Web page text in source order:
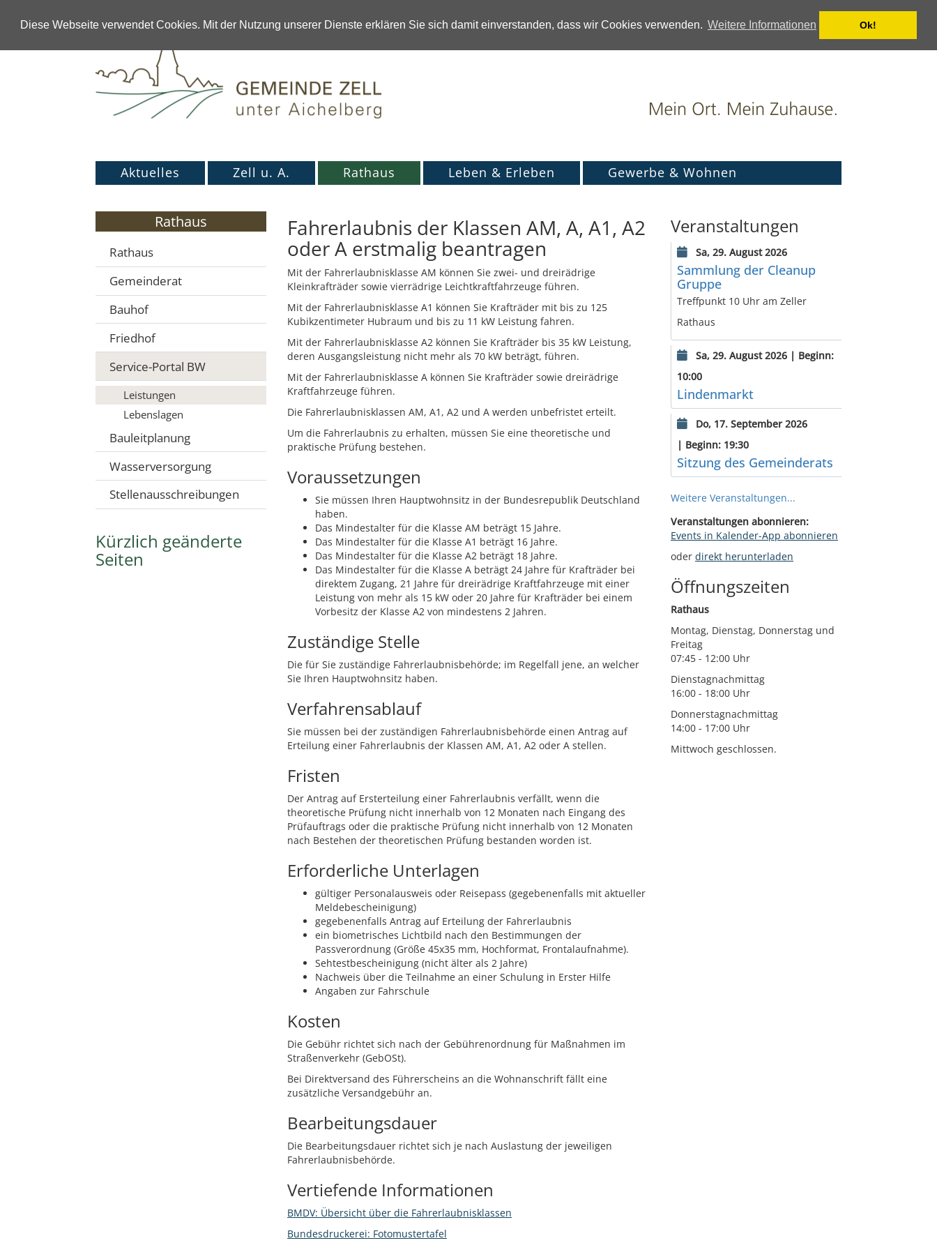
Diese Webseite verwendet Cookies. Mit der Nutzung unserer Dienste erklären Sie sich damit einverstanden, dass wir Cookies verwenden. Weitere Informationen Ok!
Aktuelles Zell u. A. Rathaus Leben & Erleben Gewerbe & Wohnen
Fahrerlaubnis der Klassen AM, A, A1, A2
oder A erstmalig beantragen
Mit der Fahrerlaubnisklasse AM können Sie zwei- und dreirädrige
Kleinkrafträder sowie vierrädrige Leichtkraftfahrzeuge führen.
Mit der Fahrerlaubnisklasse A1 können Sie Krafträder mit bis zu 125
Kubikzentimeter Hubraum und bis zu 11 kW Leistung fahren.
Mit der Fahrerlaubnisklasse A2 können Sie Krafträder bis 35 kW Leistung,
deren Ausgangsleistung nicht mehr als 70 kW beträgt, führen.
Mit der Fahrerlaubnisklasse A können Sie Krafträder sowie dreirädrige
Kraftfahrzeuge führen.
Die Fahrerlaubnisklassen AM, A1, A2 und A werden unbefristet erteilt.
Um die Fahrerlaubnis zu erhalten, müssen Sie eine theoretische und
praktische Prüfung bestehen.
Voraussetzungen
Sie müssen Ihren Hauptwohnsitz in der Bundesrepublik Deutschland
haben.
Das Mindestalter für die Klasse AM beträgt 15 Jahre.
Das Mindestalter für die Klasse A1 beträgt 16 Jahre.
Das Mindestalter für die Klasse A2 beträgt 18 Jahre.
Das Mindestalter für die Klasse A beträgt 24 Jahre für Krafträder bei
direktem Zugang, 21 Jahre für dreirädrige Kraftfahrzeuge mit einer
Leistung von mehr als 15 kW oder 20 Jahre für Krafträder bei einem
Vorbesitz der Klasse A2 von mindestens 2 Jahren.
Zuständige Stelle
Die für Sie zuständige Fahrerlaubnisbehörde; im Regelfall jene, an welcher
Sie Ihren Hauptwohnsitz haben.
Verfahrensablauf
Sie müssen bei der zuständigen Fahrerlaubnisbehörde einen Antrag auf
Erteilung einer Fahrerlaubnis der Klassen AM, A1, A2 oder A stellen.
Fristen
Der Antrag auf Ersterteilung einer Fahrerlaubnis verfällt, wenn die
theoretische Prüfung nicht innerhalb von 12 Monaten nach Eingang des
Prüfauftrags oder die praktische Prüfung nicht innerhalb von 12 Monaten
nach Bestehen der theoretischen Prüfung bestanden worden ist.
Erforderliche Unterlagen
gültiger Personalausweis oder Reisepass (gegebenenfalls mit aktueller
Meldebescheinigung)
gegebenenfalls Antrag auf Erteilung der Fahrerlaubnis
ein biometrisches Lichtbild nach den Bestimmungen der
Passverordnung (Größe 45x35 mm, Hochformat, Frontalaufnahme).
Sehtestbescheinigung (nicht älter als 2 Jahre)
Nachweis über die Teilnahme an einer Schulung in Erster Hilfe
Angaben zur Fahrschule
Kosten
Die Gebühr richtet sich nach der Gebührenordnung für Maßnahmen im
Straßenverkehr (GebOSt).
Bei Direktversand des Führerscheins an die Wohnanschrift fällt eine
zusätzliche Versandgebühr an.
Bearbeitungsdauer
Die Bearbeitungsdauer richtet sich je nach Auslastung der jeweiligen
Fahrerlaubnisbehörde.
Vertiefende Informationen
BMDV: Übersicht über die Fahrerlaubnisklassen
Bundesdruckerei: Fotomustertafel
Veranstaltungen
Sa, 29. August 2026
Sammlung der Cleanup
Gruppe
Treffpunkt 10 Uhr am Zeller
Rathaus
Sa, 29. August 2026 | Beginn:
10:00
Lindenmarkt
Do, 17. September 2026
| Beginn: 19:30
Sitzung des Gemeinderats
Weitere Veranstaltungen...
Veranstaltungen abonnieren:
Events in Kalender-App abonnieren
oder direkt herunterladen
Öffnungszeiten
Rathaus
Montag, Dienstag, Donnerstag und
Freitag
07:45 - 12:00 Uhr
Dienstagnachmittag
16:00 - 18:00 Uhr
Donnerstagnachmittag
14:00 - 17:00 Uhr
Mittwoch geschlossen.
Rathaus
Rathaus
Gemeinderat
Bauhof
Friedhof
Service-Portal BW
Leistungen
Lebenslagen
Bauleitplanung
Wasserversorgung
Stellenausschreibungen
Kürzlich geänderte
Seiten